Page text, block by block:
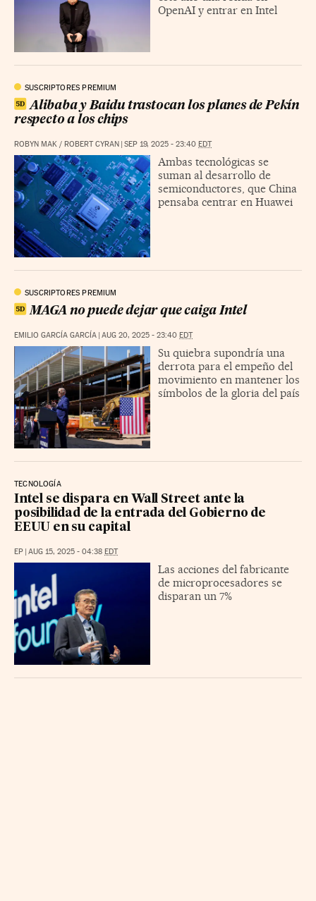
OpenAI y entrar en Intel
SUSCRIPTORES PREMIUM
Alibaba y Baidu trastocan los planes de Pekín
respecto a los chips
ROBYN MAK / ROBERT CYRAN SEP 19, 2025 - 23:40 EDT
Ambas tecnológicas se
suman al desarrollo de
semiconductores, que China
pensaba centrar en Huawei
SUSCRIPTORES PREMIUM
MAGA no puede dejar que caiga Intel
EMILIO GARCÍA GARCÍA AUG 20, 2025 - 23:40 EDT
Su quiebra supondría una
derrota para el empeño del
movimiento en mantener los
símbolos de la gloria del país
TECNOLOGÍA
Intel se dispara en Wall Street ante la
posibilidad de la entrada del Gobierno de
EEUU en su capital
EP AUG 15, 2025 - 04:38 EDT
Las acciones del fabricante
de microprocesadores se
disparan un 7%